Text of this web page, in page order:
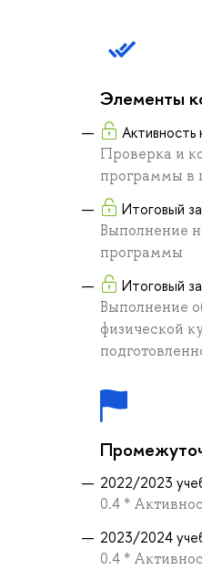
Элементы
Активность
Проверка и
программы в
Итоговый
Выполнение
программы
Итоговый
Выполнение
физической
2022/2023
0.4 *
2023/2024
0.4 *